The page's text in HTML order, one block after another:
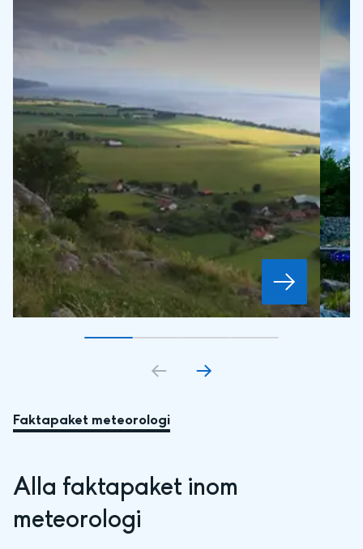
Gå till bildkort1
Gå till bildkort2
Gå till bildkort3
Gå till bildkort
Faktapaket meteorologi
Alla faktapaket inom
meteorologi